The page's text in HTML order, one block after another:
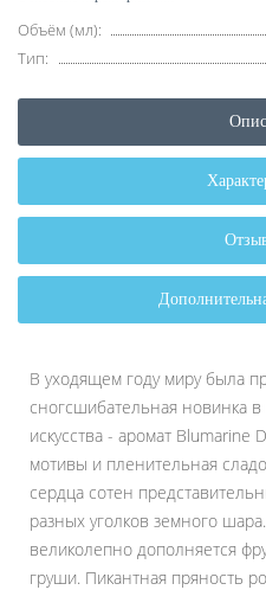
Объём (мл):
Тип:
В уходящем году миру была
сногсшибательная новинка
искусства - аромат Blumarine
мотивы и пленительная
сердца сотен
разных уголков земного
великолепно дополняется
груши. Пикантная пряность